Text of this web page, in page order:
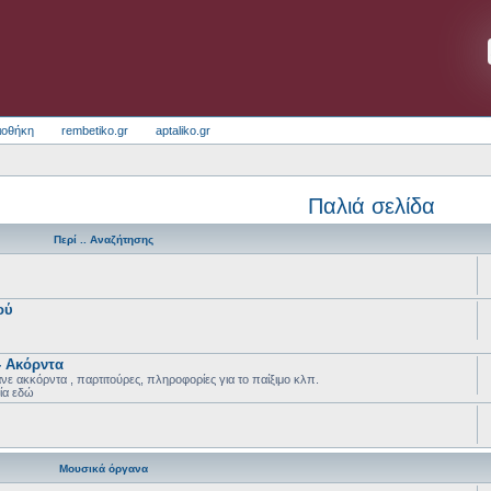
rembetiko.gr aptaliko.gr
Παλιά σελίδα
Περί .. Αναζήτησης
Ακόρντα
ακκόρντα , παρτιτούρες, πληροφορίες για το παίξιμο κλπ.
εδώ
Μουσικά όργανα